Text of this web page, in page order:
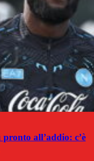
all’addio: c’è